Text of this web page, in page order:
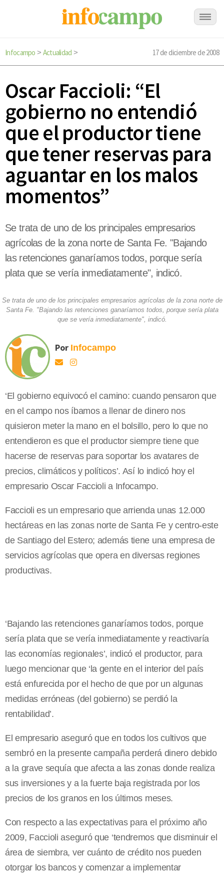
Infocampo > Actualidad > 17 de diciembre de 2008
Oscar Faccioli: “El
gobierno no entendió
que el productor tiene
que tener reservas para
aguantar en los malos
momentos”
Se trata de uno de los principales empresarios
agrícolas de la zona norte de Santa Fe. "Bajando
las retenciones ganaríamos todos, porque sería
plata que se vería inmediatamente", indicó.
Se trata de uno de los principales empresarios agrícolas de la zona norte de
Santa Fe. "Bajando las retenciones ganaríamos todos, porque sería plata
que se vería inmediatamente", indicó.
Por Infocampo
‘El gobierno equivocó el camino: cuando pensaron que
en el campo nos íbamos a llenar de dinero nos
quisieron meter la mano en el bolsillo, pero lo que no
entendieron es que el productor siempre tiene que
hacerse de reservas para soportar los avatares de
precios, climáticos y políticos’. Así lo indicó hoy el
empresario Oscar Faccioli a Infocampo.
Faccioli es un empresario que arrienda unas 12.000
hectáreas en las zonas norte de Santa Fe y centro-este
de Santiago del Estero; además tiene una empresa de
servicios agrícolas que opera en diversas regiones
productivas.
‘Bajando las retenciones ganaríamos todos, porque
sería plata que se vería inmediatamente y reactivaría
las economías regionales’, indicó el productor, para
luego mencionar que ‘la gente en el interior del país
está enfurecida por el hecho de que por un algunas
medidas erróneas (del gobierno) se perdió la
rentabilidad’.
El empresario aseguró que en todos los cultivos que
sembró en la presente campaña perderá dinero debido
a la grave sequía que afecta a las zonas donde realiza
sus inversiones y a la fuerte baja registrada por los
precios de los granos en los últimos meses.
Con respecto a las expectativas para el próximo año
2009, Faccioli aseguró que ‘tendremos que disminuir el
área de siembra, ver cuánto de crédito nos pueden
otorgar los bancos y comenzar a implementar